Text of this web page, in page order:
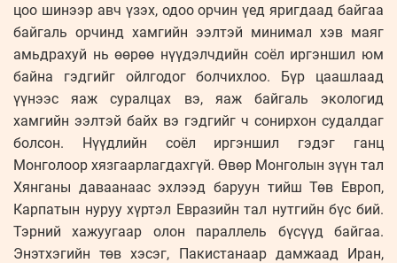
цоо шинээр авч үзэх, одоо орчин үед яригдаад байгаа
байгаль орчинд хамгийн ээлтэй минимал хэв маяг
амьдрахуй нь өөрөө нүүдэлчдийн соёл иргэншил юм
байна гэдгийг ойлгодог болчихлоо. Бүр цаашлаад
үүнээс яаж суралцах вэ, яаж байгаль экологид
хамгийн ээлтэй байх вэ гэдгийг ч сонирхон судалдаг
болсон. Нүүдлийн соёл иргэншил гэдэг ганц
Монголоор хязгаарлагдахгүй. Өвөр Монголын зүүн тал
Хянганы даваанаас эхлээд баруун тийш Төв Европ,
Карпатын нуруу хүртэл Евразийн тал нутгийн бүс бий.
Тэрний хажуугаар олон параллель бүсүүд байгаа.
Энэтхэгийн төв хэсэг, Пакистанаар дамжаад Иран,